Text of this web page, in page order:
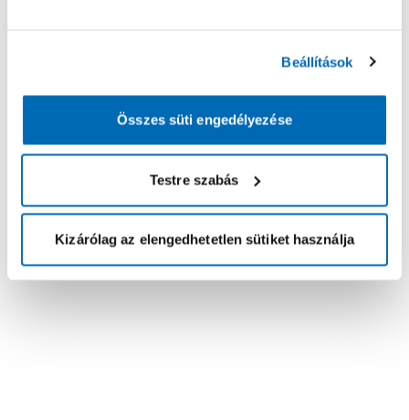
Beállítások
Összes süti engedélyezése
Testre szabás
Kizárólag az elengedhetetlen sütiket használja